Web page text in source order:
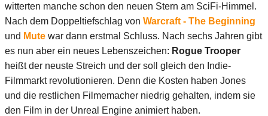
witterten manche schon den neuen Stern am SciFi-Himmel.
Nach dem Doppeltiefschlag von Warcraft - The Beginning
und Mute war dann erstmal Schluss. Nach sechs Jahren gibt
es nun aber ein neues Lebenszeichen: Rogue Trooper
heißt der neuste Streich und der soll gleich den Indie-
Filmmarkt revolutionieren. Denn die Kosten haben Jones
und die restlichen Filmemacher niedrig gehalten, indem sie
den Film in der Unreal Engine animiert haben.